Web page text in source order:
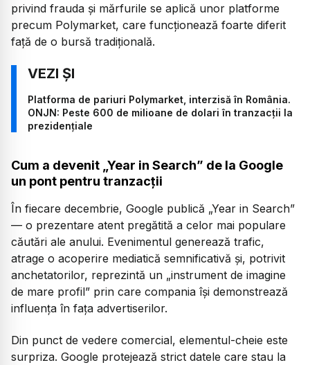
privind frauda și mărfurile se aplică unor platforme
precum Polymarket, care funcționează foarte diferit
față de o bursă tradițională.
Platforma de pariuri Polymarket, interzisă în România.
ONJN: Peste 600 de milioane de dolari în tranzacții la
prezidențiale
Cum a devenit „Year in Search” de la Google
un pont pentru tranzacții
În fiecare decembrie, Google publică „Year in Search”
— o prezentare atent pregătită a celor mai populare
căutări ale anului. Evenimentul generează trafic,
atrage o acoperire mediatică semnificativă și, potrivit
anchetatorilor, reprezintă un „instrument de imagine
de mare profil” prin care compania își demonstrează
influența în fața advertiserilor.
Din punct de vedere comercial, elementul-cheie este
surpriza. Google protejează strict datele care stau la